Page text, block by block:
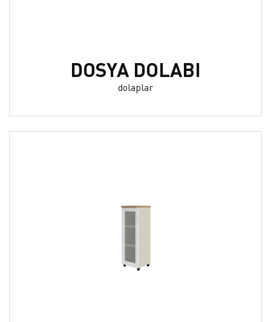
DOSYA DOLABI
dolaplar